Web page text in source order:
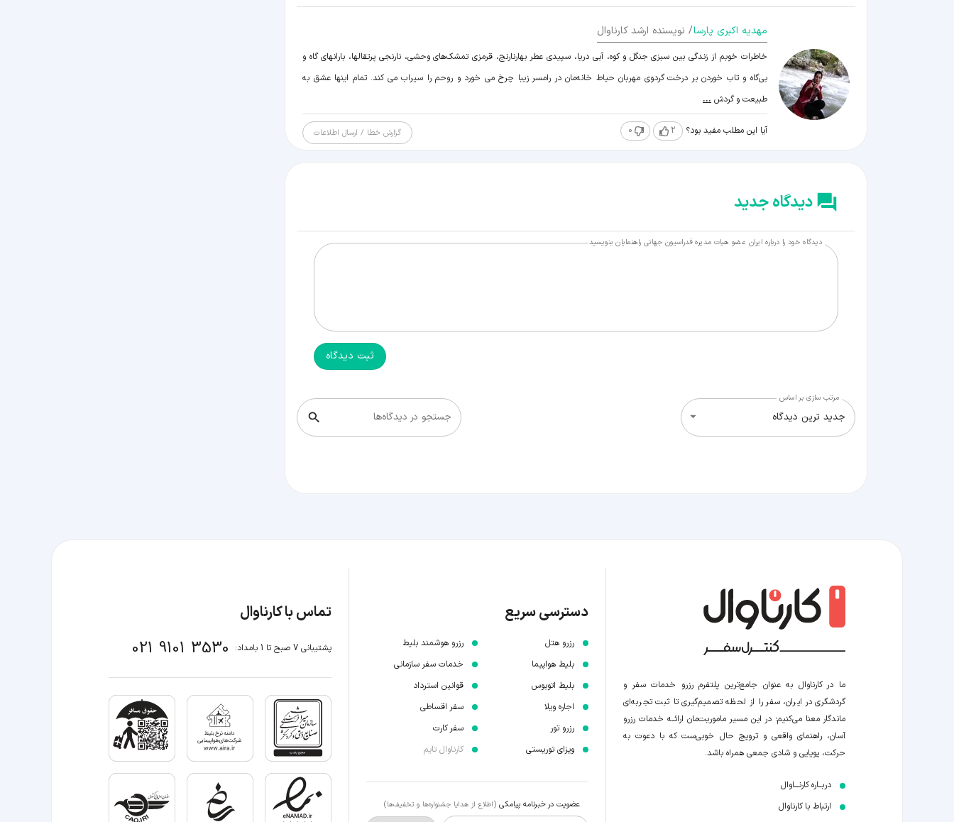
مهدیه اکبری پارسا/ نویسنده ارشد کارناوال
خاطرات خوبم از زندگی بین سبزی جنگل و کوه، آبی دریا، سپیدی عطر بهارنارنج، قرمزی تمشک‌های وحشی، نارنجی پرتقالها، بارانهای گاه و
بی‌گاه و تاب خوردن بر درخت گردوی مهربان حیاط خانه‌مان در رامسر زیبا چرخ می خورد و روحم را سیراب می کند. تمام اینها عشق به
طبیعت و گردش ...
آیا این مطلب مفید بود؟ 2
0 گزارش خطا / ارسال اطلاعات
دیدگاه جدید
دیدگاه خود را درباره ایران عضو هیات‌ مدیره فدراسیون جهانی راهنمایان بنویسید
ثبت دیدگاه
جستجو در دیدگاه‌ها
مرتب سازی بر اساس
جدید ترین دیدگاه
ما در کارناوال به عنوان جامع‌ترین پلتفرم رزرو خدمات سفر و
گردشگری در ایران، سفر را از لحظه‌ تصمیم‌گیری تا ثبت تجربه‌ای
ماندگار معنا می‌کنیم؛ در این مسیر‍ ماموریت‌مان اراﺋــﻪ خدمات رزرو
آسان، راهنمای واقعی و ترویج حال خوبی‌ست که با دعوت به
حرکت، پویایی و شادی جمعی همراه باشد.
دربــاره کارنـــاوال
ارتباط با کارناوال
دسترسی سریع
رزرو هتل
بلیط هواپیما
بلیط اتوبوس
اجاره ویلا
رزرو تور
ویزای توریستی
رزرو هوشمند بلیط
خدمات سفر سازمانی
قوانین استرداد
سفر اقساطی
سفر کارت
کارناوال تایم
عضویت در خبرنامه پیامکی (اطلاع از هدایا جشنواره‌ها و تخفیف‌ها)
تماس با کارناوال
پشتیبانی 7 صبح تا 1 بامداد: 021 9101 3530